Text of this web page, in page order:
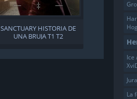
SANCTUARY HISTORIA DE
UNA BRUJA T1 T2
Ice
La